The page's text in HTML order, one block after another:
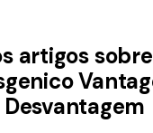
artigos
Desvantagem